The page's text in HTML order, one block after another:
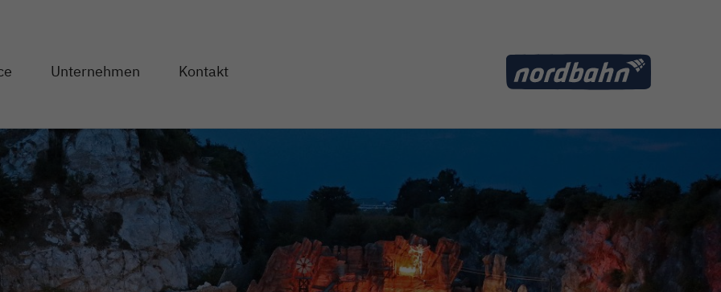
Unternehmen Kontakt